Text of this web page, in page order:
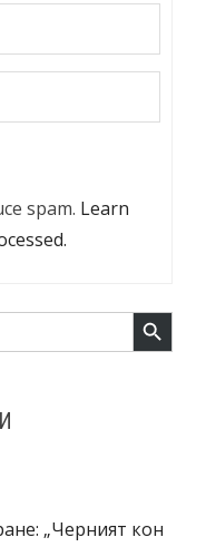
spam. Learn
Search Button
„Черният кон